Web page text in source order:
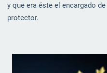
y que era éste el encargado
protector.